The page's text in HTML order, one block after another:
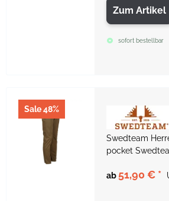
Zum Artikel
sofort bestellbar
Sale 48%
Swedteam
pocket
ab 51,90 € *